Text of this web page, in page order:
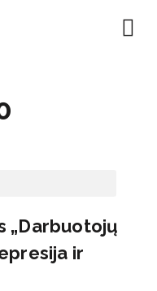
„Darbuotojų
ir